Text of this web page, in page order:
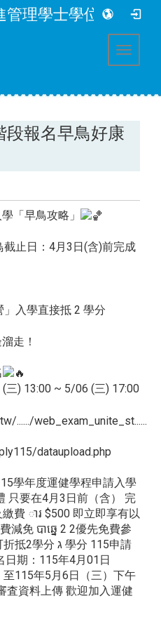
理學士學位學程
Toggle
段報名早鳥好康
「早鳥攻略」
止日：4月3日(含)前完成
入學直接抵 2 學分
走！
) 13:00 ~ 5/06 (三) 17:00
....../web_exam_unite_st......
dataupload.php